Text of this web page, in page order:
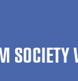
SOCIETY